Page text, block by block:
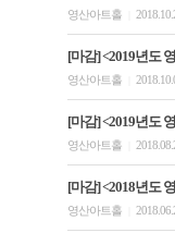
영산아트홀
[마감] <2019년도
영산아트홀
[마감] <2019년도
영산아트홀
[마감] <2018년도
영산아트홀